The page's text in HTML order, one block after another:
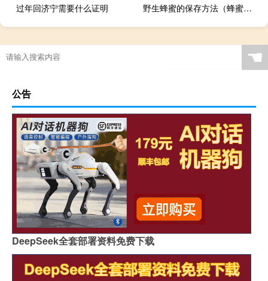
过年回济宁需要什么证明 野生蜂蜜的保存方法（蜂蜜的保存方法）
☚
公告
DeepSeek全套部署资料免费下载